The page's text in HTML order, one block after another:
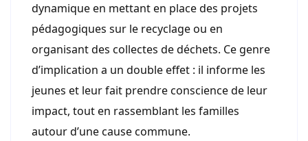
dynamique en mettant en place des projets
pédagogiques sur le recyclage ou en
organisant des collectes de déchets. Ce genre
d’implication a un double effet : il informe les
jeunes et leur fait prendre conscience de leur
impact, tout en rassemblant les familles
autour d’une cause commune.